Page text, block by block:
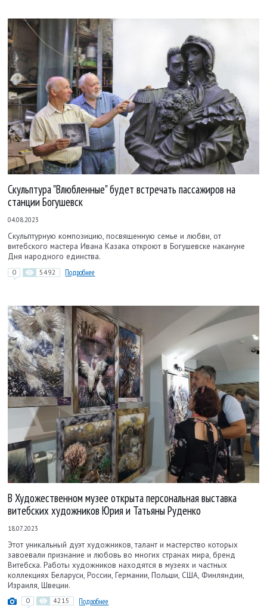
Скульптура "Влюбленные" будет встречать пассажиров на
станции Богушевск
04.08.2023
Скульптурную композицию, посвященную семье и любви, от
витебского мастера Ивана Казака откроют в Богушевске накануне
Дня народного единства.
0 5492 Подробнее
В Художественном музее открыта персональная выставка
витебских художников Юрия и Татьяны Руденко
18.07.2023
Этот уникальный дуэт художников, талант и мастерство которых
завоевали признание и любовь во многих странах мира, бренд
Витебска. Работы художников находятся в музеях и частных
коллекциях Беларуси, России, Германии, Польши, США, Финляндии,
Израиля, Швеции.
0 4215 Подробнее